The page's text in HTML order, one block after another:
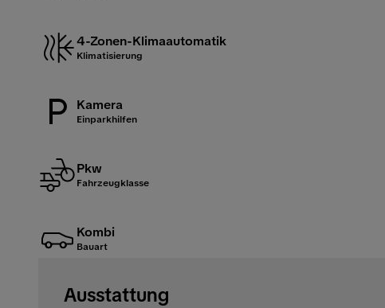
4-Zonen-Klimaautomatik
Klimatisierung
Kamera
Einparkhilfen
Pkw
Fahrzeugklasse
Kombi
Bauart
Ausstattung